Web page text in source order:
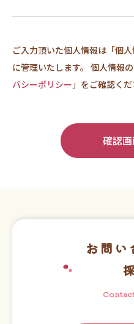
ご入力頂いた個人情報は「個
に管理いたします。 個人情報
バシーポリシー 」をご確認くだ
お問い